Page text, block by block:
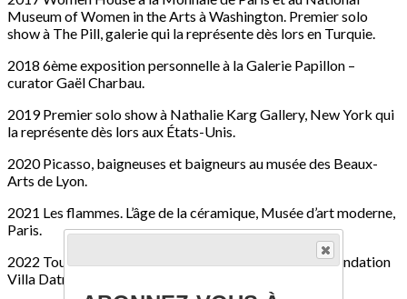
Museum of Women in the Arts à Washington. Premier solo
show à The Pill, galerie qui la représente dès lors en Turquie.
2018 6ème exposition personnelle à la Galerie Papillon –
curator Gaël Charbau.
2019 Premier solo show à Nathalie Karg Gallery, New York qui
la représente dès lors aux États-Unis.
2020 Picasso, baigneuses et baigneurs au musée des Beaux-
Arts de Lyon.
2021 Les flammes. L’âge de la céramique, Musée d’art moderne,
Paris.
2022 Toucher Terre, l’Art de la sculpture céramique, Fondation
Villa Datris et à Contre-nature au MO.CO